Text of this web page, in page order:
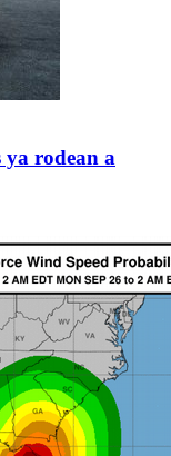
ya rodean a